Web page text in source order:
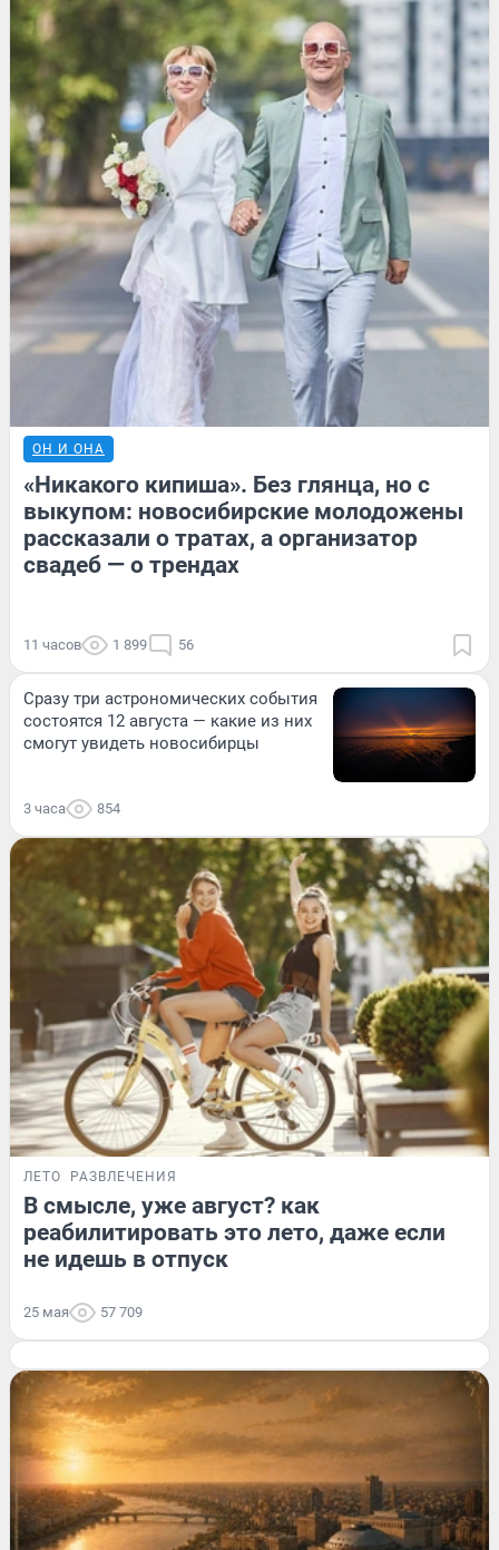
ОН И ОНА
«Никакого кипиша». Без глянца, но с
выкупом: новосибирские молодожены
рассказали о тратах, а организатор
свадеб — о трендах
11 часов 1 899 56
Сразу три астрономических события
состоятся 12 августа — какие из них
смогут увидеть новосибирцы
3 часа 854
ЛЕТО РАЗВЛЕЧЕНИЯ
В смысле, уже август? как
реабилитировать это лето, даже если
не идешь в отпуск
25 мая 57 709